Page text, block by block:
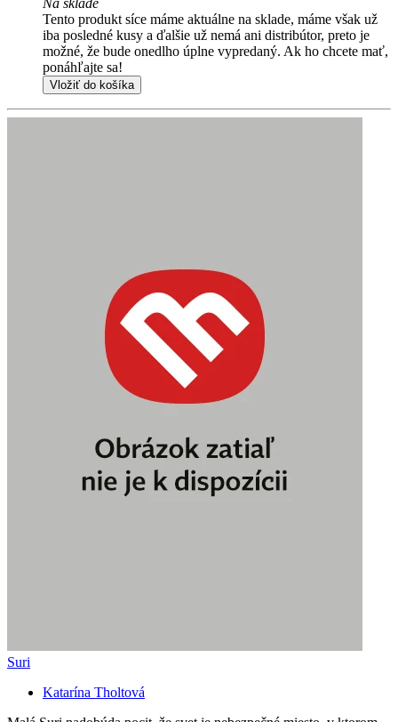
Na sklade
Tento produkt síce máme aktuálne na sklade, máme však už
iba posledné kusy a ďalšie už nemá ani distribútor, preto je
možné, že bude onedlho úplne vypredaný. Ak ho chcete mať,
ponáhľajte sa!
Vložiť do košíka
Suri
Katarína Tholtová